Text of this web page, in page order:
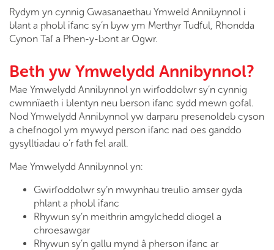
Rydym yn cynnig Gwasanaethau Ymweld Annibynnol i
blant a phobl ifanc sy’n byw ym Merthyr Tudful, Rhondda
Cynon Taf a Phen-y-bont ar Ogwr.
Beth yw Ymwelydd Annibynnol?
Mae Ymwelydd Annibynnol yn wirfoddolwr sy’n cynnig
cwmnïaeth i blentyn neu berson ifanc sydd mewn gofal.
Nod Ymwelydd Annibynnol yw darparu presenoldeb cyson
a chefnogol ym mywyd person ifanc nad oes ganddo
gysylltiadau o’r fath fel arall.
Mae Ymwelydd Annibynnol yn:
Gwirfoddolwr sy’n mwynhau treulio amser gyda
phlant a phobl ifanc
Rhywun sy’n meithrin amgylchedd diogel a
chroesawgar
Rhywun sy’n gallu mynd â pherson ifanc ar